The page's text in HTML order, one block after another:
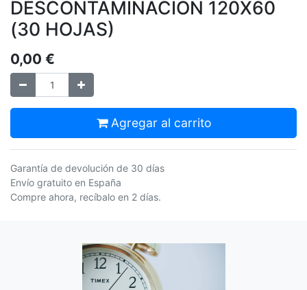
DESCONTAMINACION 120X60
(30 HOJAS)
0,00 €
Agregar al carrito
Garantía de devolución de 30 días
Envío gratuito en España
Compre ahora, recíbalo en 2 días.